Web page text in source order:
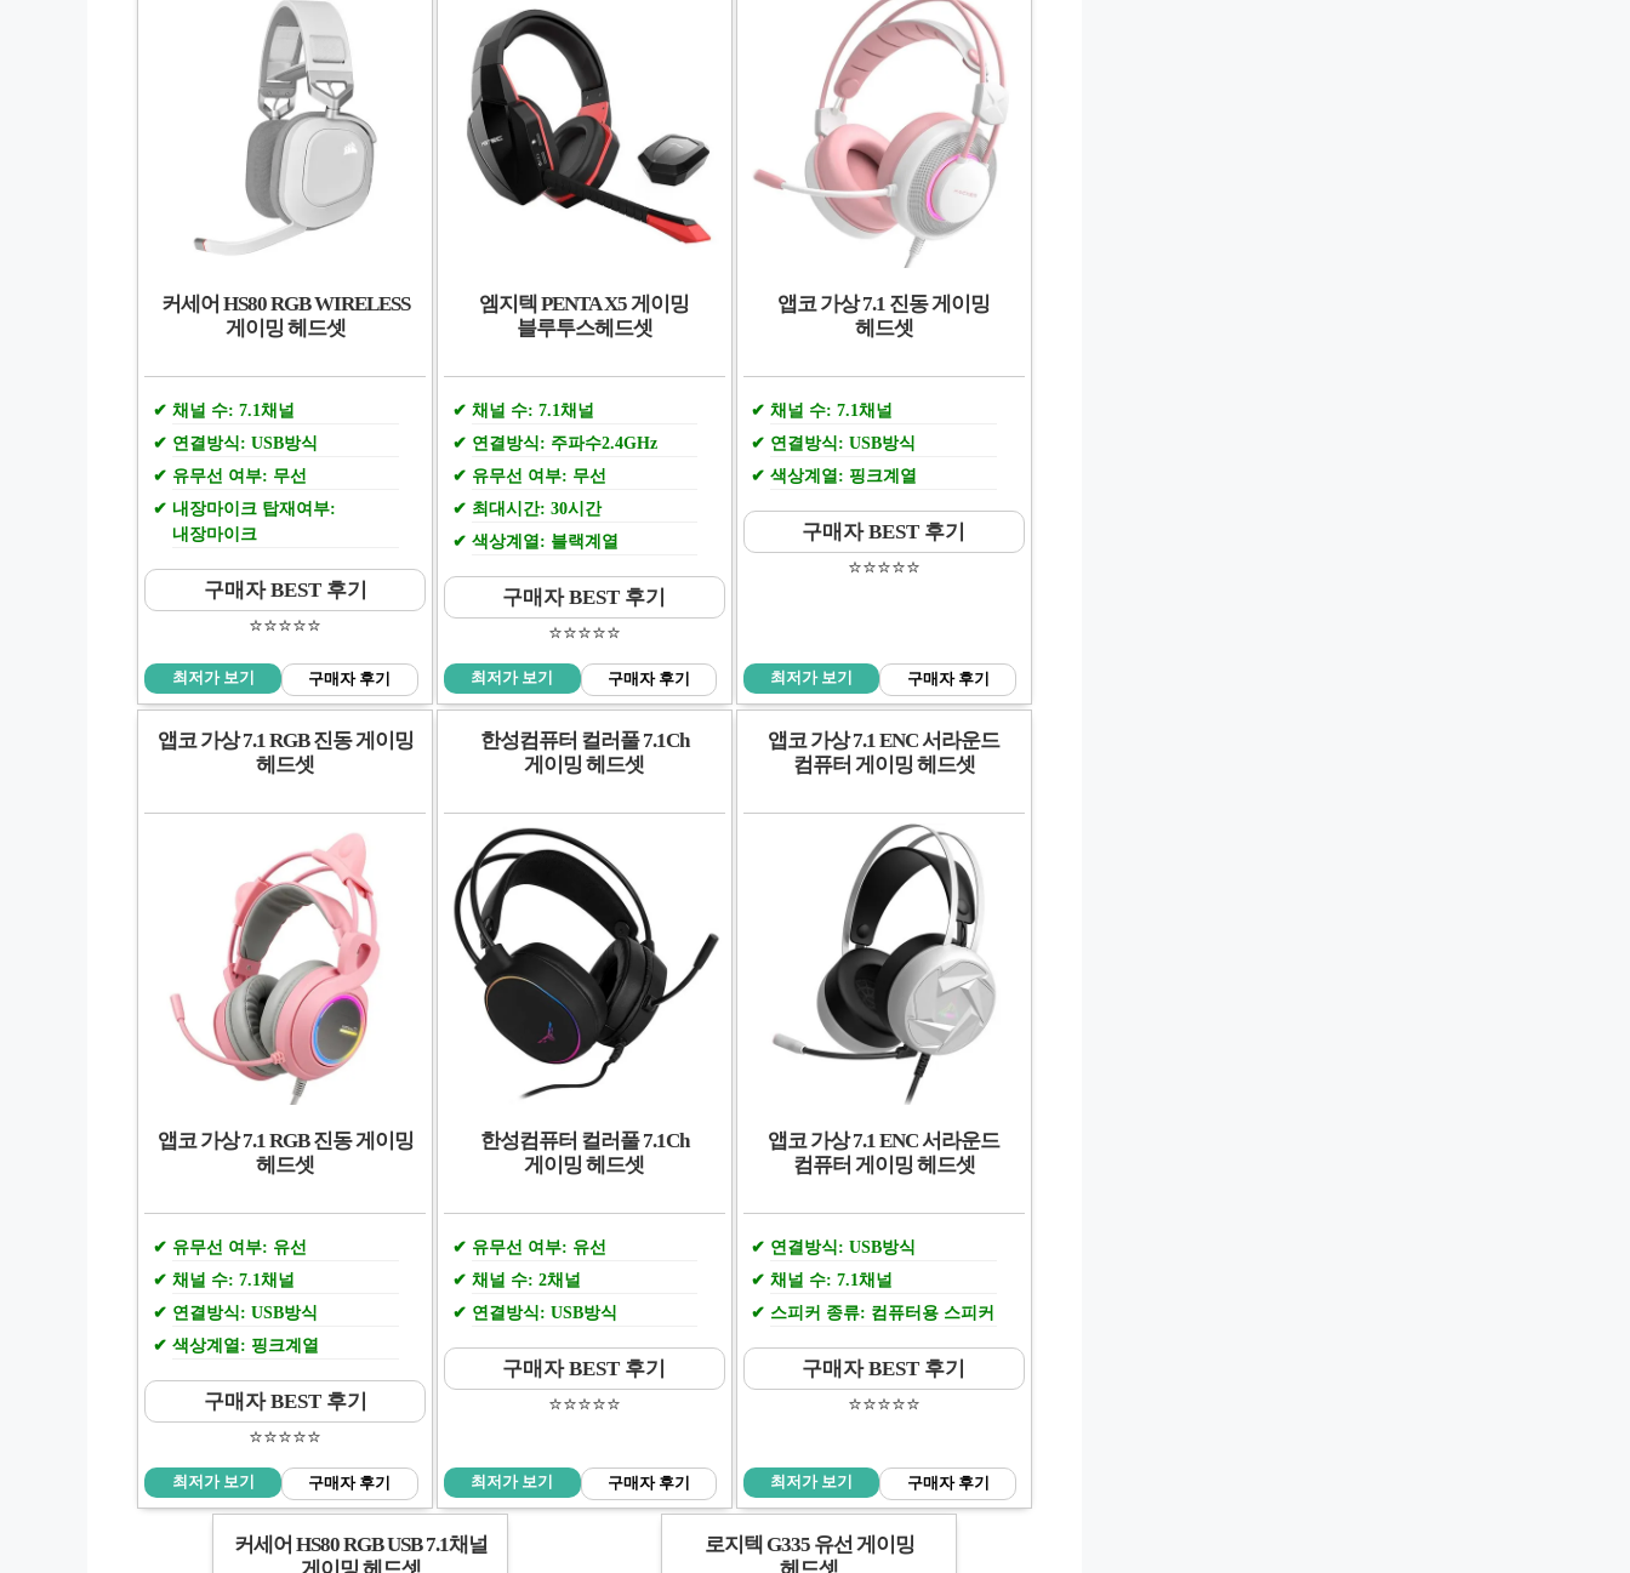
커세어 HS80 RGB WIRELESS
게이밍 헤드셋
채널 수: 7.1채널
연결방식: USB방식
유무선 여부: 무선
내장마이크 탑재여부:
내장마이크
구매자 BEST 후기
⭐️⭐️⭐️⭐️⭐️
최저가 보기 구매자 후기
엠지텍 PENTA X5 게이밍
블루투스헤드셋
채널 수: 7.1채널
연결방식: 주파수2.4GHz
유무선 여부: 무선
최대시간: 30시간
색상계열: 블랙계열
구매자 BEST 후기
⭐️⭐️⭐️⭐️⭐️
최저가 보기 구매자 후기
앱코 가상 7.1 진동 게이밍
헤드셋
채널 수: 7.1채널
연결방식: USB방식
색상계열: 핑크계열
구매자 BEST 후기
⭐️⭐️⭐️⭐️⭐️
최저가 보기 구매자 후기
앱코 가상 7.1 RGB 진동 게이밍
헤드셋
앱코 가상 7.1 RGB 진동 게이밍
헤드셋
유무선 여부: 유선
채널 수: 7.1채널
연결방식: USB방식
색상계열: 핑크계열
구매자 BEST 후기
⭐️⭐️⭐️⭐️⭐️
최저가 보기 구매자 후기
한성컴퓨터 컬러풀 7.1Ch
게이밍 헤드셋
한성컴퓨터 컬러풀 7.1Ch
게이밍 헤드셋
유무선 여부: 유선
채널 수: 2채널
연결방식: USB방식
구매자 BEST 후기
⭐️⭐️⭐️⭐️⭐️
최저가 보기 구매자 후기
앱코 가상 7.1 ENC 서라운드
컴퓨터 게이밍 헤드셋
앱코 가상 7.1 ENC 서라운드
컴퓨터 게이밍 헤드셋
연결방식: USB방식
채널 수: 7.1채널
스피커 종류: 컴퓨터용 스피커
구매자 BEST 후기
⭐️⭐️⭐️⭐️⭐️
최저가 보기 구매자 후기
커세어 HS80 RGB USB 7.1채널
로지텍 G335 유선 게이밍